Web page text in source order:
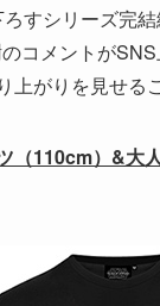
すシリーズ完
コメントが
がりを見せる
（110cm）&大